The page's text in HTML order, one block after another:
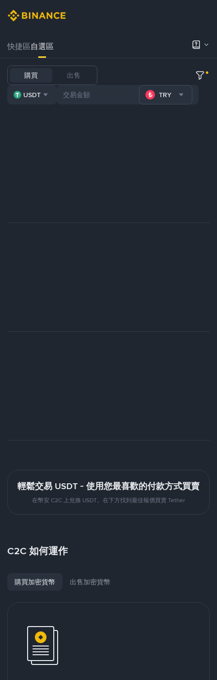
快捷區自選區
購買 出售
USDT TRY
輕鬆交易 USDT - 使用您最喜歡的付款方式買賣
在幣安 C2C 上兌換 USDT。在下方找到最佳報價買賣 Tether
C2C 如何運作
購買加密貨幣 出售加密貨幣